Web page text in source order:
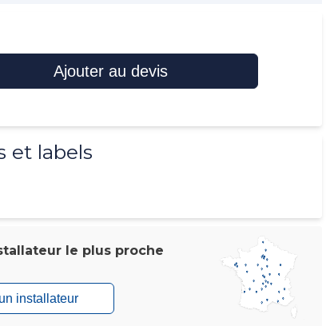
Ajouter au devis
et labels
le plus proche
installateur